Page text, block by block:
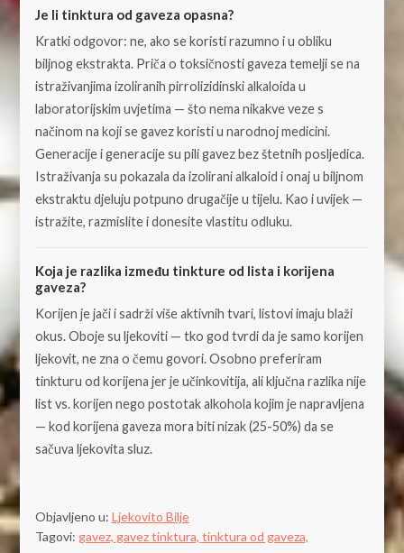
Je li tinktura od gaveza opasna?
Kratki odgovor: ne, ako se koristi razumno i u obliku
biljnog ekstrakta. Priča o toksičnosti gaveza temelji se na
istraživanjima izoliranih pirrolizidinski alkaloida u
laboratorijskim uvjetima — što nema nikakve veze s
načinom na koji se gavez koristi u narodnoj medicini.
Generacije i generacije su pili gavez bez štetnih posljedica.
Istraživanja su pokazala da izolirani alkaloid i onaj u biljnom
ekstraktu djeluju potpuno drugačije u tijelu. Kao i uvijek —
istražite, razmislite i donesite vlastitu odluku.
Koja je razlika između tinkture od lista i korijena
gaveza?
Korijen je jači i sadrži više aktivnih tvari, listovi imaju blaži
okus. Oboje su ljekoviti — tko god tvrdi da je samo korijen
ljekovit, ne zna o čemu govori. Osobno preferiram
tinkturu od korijena jer je učinkovitija, ali ključna razlika nije
list vs. korijen nego postotak alkohola kojim je napravljena
— kod korijena gaveza mora biti nizak (25-50%) da se
sačuva ljekovita sluz.
Objavljeno u: Ljekovito Bilje
Tagovi: gavez, gavez tinktura, tinktura od gaveza,